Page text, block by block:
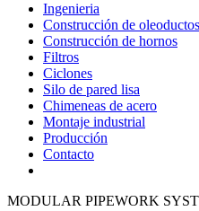
Ingenieria
Construcción de oleoductos
Construcción de hornos
Filtros
Ciclones
Silo de pared lisa
Chimeneas de acero
Montaje industrial
Producción
Contacto
MODULAR PIPEWORK